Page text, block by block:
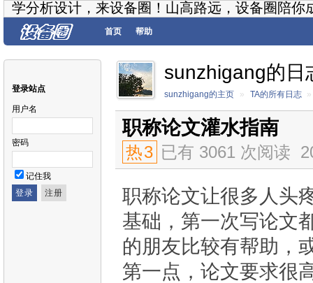
学分析设计，来设备圈！山高路远，设备圈陪你
首页 帮助
登录站点
用户名
密码
记住我
sunzhigang的日
sunzhigang的主页 » TA的所有日志 »
职称论文灌水指南
热3 已有 3061 次阅读
职称论文让很多人头
基础，第一次写论文
的朋友比较有帮助，
第一点，论文要求很